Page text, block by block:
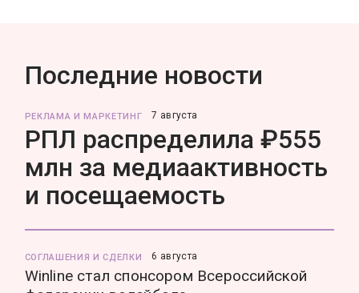
Последние новости
РЕКЛАМА И МАРКЕТИНГ 7 августа
РПЛ распределила ₽555
млн за медиаактивность
и посещаемость
СОГЛАШЕНИЯ И СДЕЛКИ 6 августа
Winline стал спонсором Всероссийской